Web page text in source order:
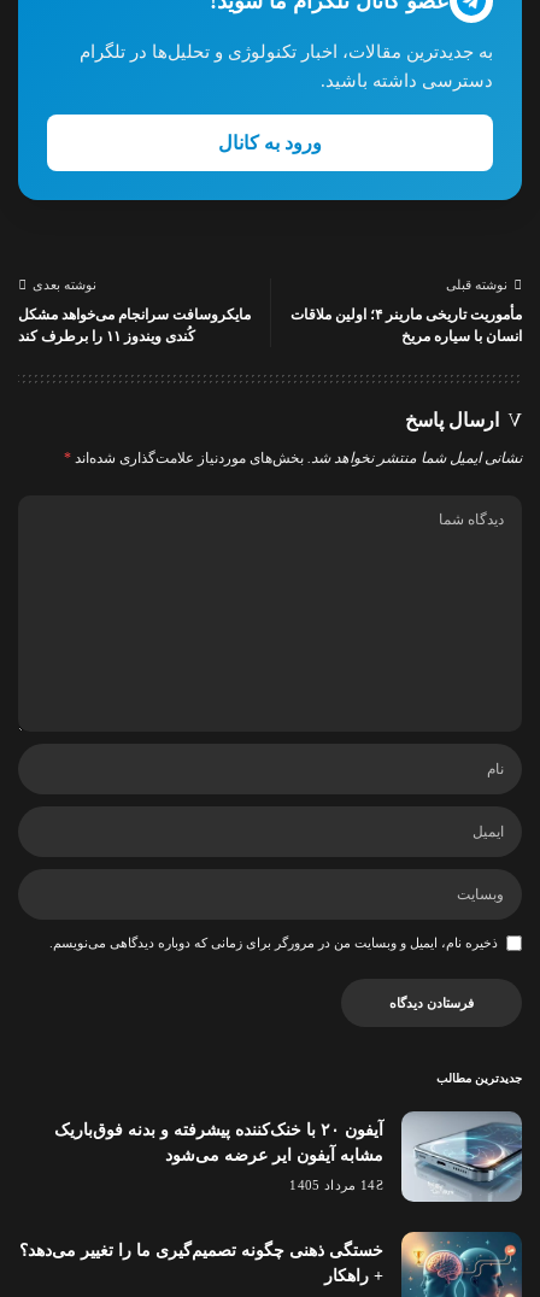
به جدیدترین مقالات، اخبار تکنولوژی و تحلیل‌ها در تلگرام
دسترسی داشته باشید.
ورود به کانال
نوشته قبلی
مأموریت تاریخی مارینر ۴؛ اولین ملاقات
انسان با سیاره مریخ
نوشته بعدی
مایکروسافت سرانجام می‌خواهد مشکل
کُندی ویندوز ۱۱ را برطرف کند
ارسال پاسخ
نشانی ایمیل شما منتشر نخواهد شد. بخش‌های موردنیاز علامت‌گذاری شده‌اند *
ذخیره نام، ایمیل و وبسایت من در مرورگر برای زمانی که دوباره دیدگاهی می‌نویسم.
جدیدترین مطالب
آیفون ۲۰ با خنک‌کننده پیشرفته و بدنه فوق‌باریک
مشابه آیفون ایر عرضه می‌شود
14 مرداد 1405
خستگی ذهنی چگونه تصمیم‌گیری ما را تغییر می‌دهد؟
+ راهکار